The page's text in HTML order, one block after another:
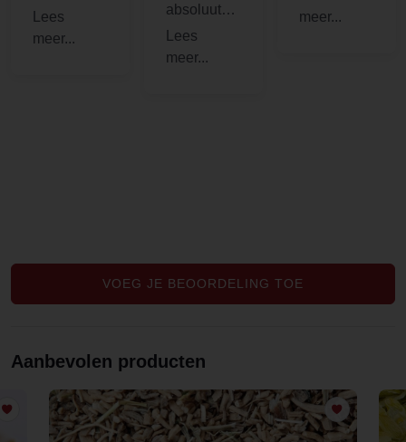
rustgevend!
absoluut
tevreden!
ak. Maar
VOEG JE BEOORDELING TOE
Aanbevolen producten